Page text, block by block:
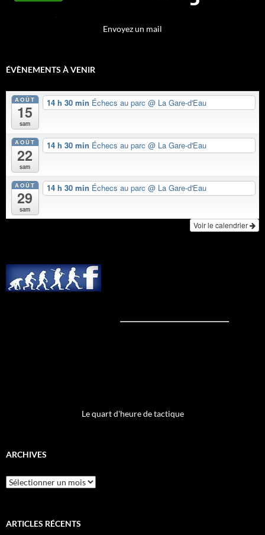
Envoyez un mail
ÉVÈNEMENTS À VENIR
AOÛT
15
sam
14 h 30 min Échecs au parc @ La Gare-d'Eau
AOÛT
22
sam
14 h 30 min Échecs au parc @ La Gare-d'Eau
AOÛT
29
sam
14 h 30 min Échecs au parc @ La Gare-d'Eau
Voir le calendrier
Le quart d'heure de tactique
ARCHIVES
Archives
ARTICLES RÉCENTS